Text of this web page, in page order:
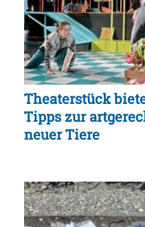
Theaterstück
Tipps zur
neuer Tiere